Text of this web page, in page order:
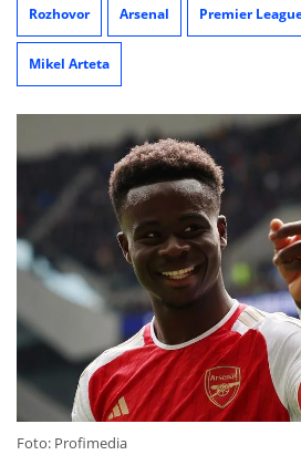
Rozhovor Arsenal Premier
Mikel Arteta
Foto: Profimedia